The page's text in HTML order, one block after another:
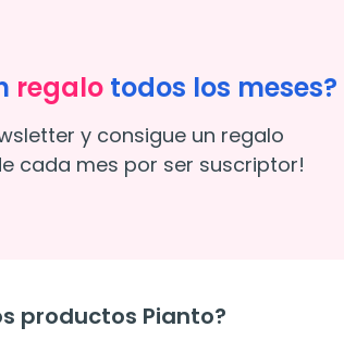
regalo todos los meses?
y consigue un regalo
cada mes por ser suscriptor!
productos Pianto?